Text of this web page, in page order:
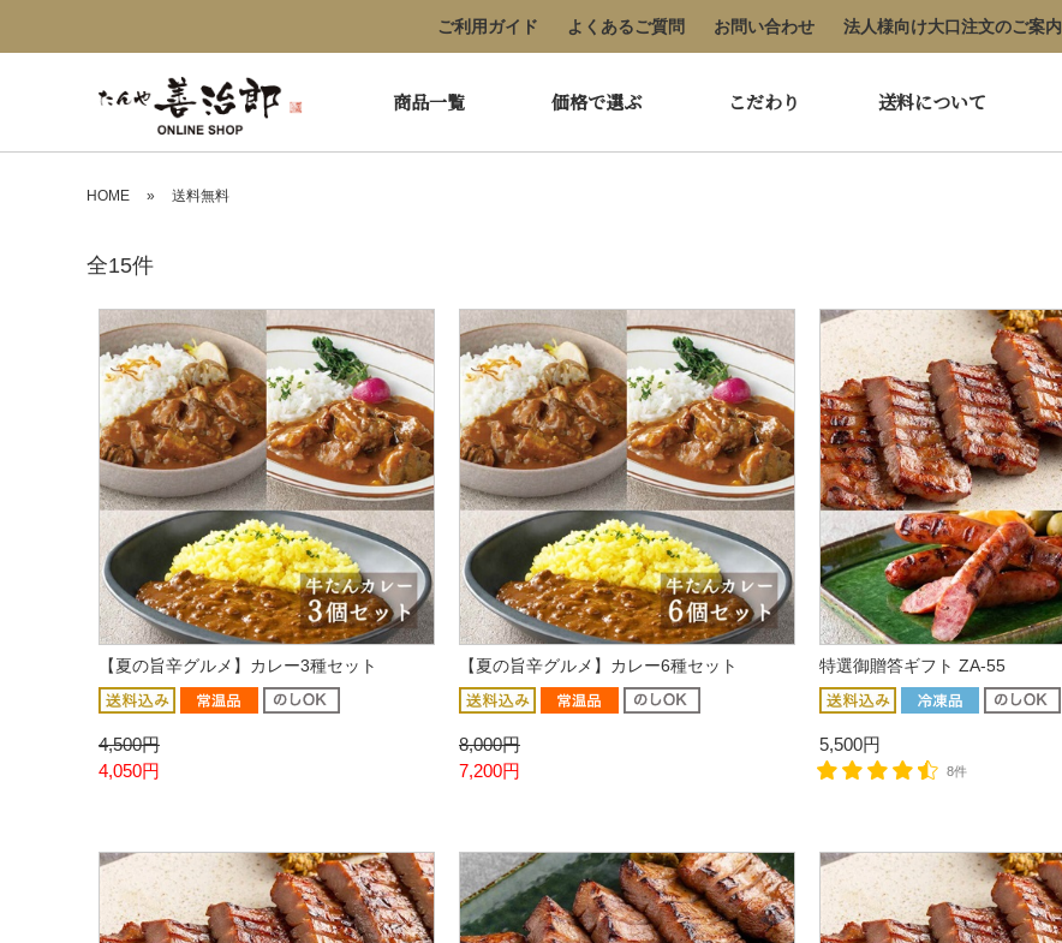
ご利用ガイド よくあるご質問 お問い合わせ 法人様向け大口注文のご案内
商品一覧 価格で選ぶ こだわり 送料について
HOME » 送料無料
全15件
【夏の旨辛グルメ】カレー3種セット
4,500円
4,050円
【夏の旨辛グルメ】カレー6種セット
8,000円
7,200円
特選御贈答ギフト ZA-55
5,500円
8件